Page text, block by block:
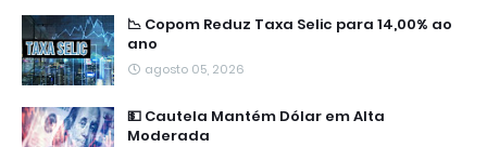
📉 Copom Reduz Taxa Selic para 14,00% ao
ano
agosto 05, 2026
💵 Cautela Mantém Dólar em Alta
Moderada